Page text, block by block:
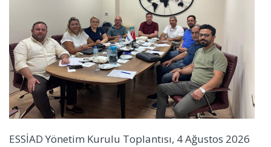
ESSİAD Yönetim Kurulu Toplantısı, 4 Ağustos 2026